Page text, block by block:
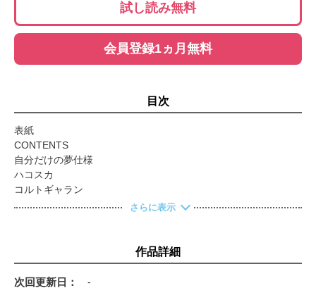
試し読み無料
会員登録1ヵ月無料
目次
表紙
CONTENTS
自分だけの夢仕様
ハコスカ
コルトギャラン
【新連載】 思い出の130Zよ、甦れ！
廃車体街道を行く
さらに表示
作品詳細
次回更新日 -